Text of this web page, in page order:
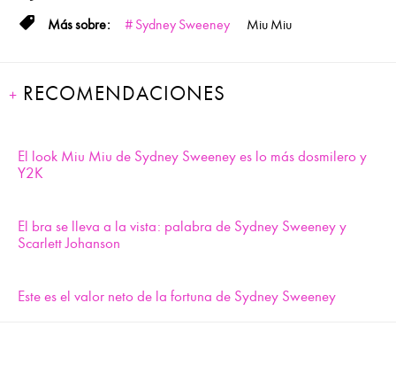
Sydney Sweeney Miu Miu
RECOMENDACIONES
El look Miu Miu de Sydney Sweeney es lo más dosmilero y
Y2K
El bra se lleva a la vista: palabra de Sydney Sweeney y
Scarlett Johanson
Este es el valor neto de la fortuna de Sydney Sweeney